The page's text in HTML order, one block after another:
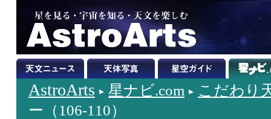
AstroArts 星ナビ.com
こだわり
ー（106-110）